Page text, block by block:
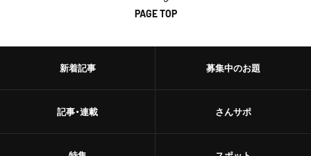
PAGE TOP
新着記事
記事・連載
募集中のお題
さんサポ